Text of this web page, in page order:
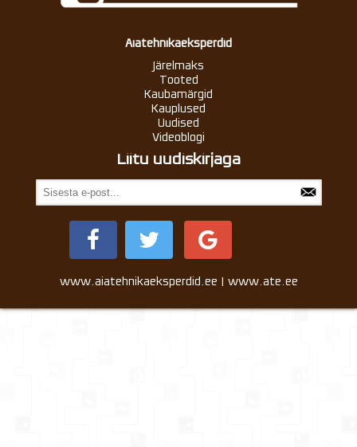
Aiatehnikaeksperdid
Järelmaks
Tooted
Kaubamärgid
Kauplused
Uudised
Videoblogi
Liitu uudiskirjaga
www.aiatehnikaeksperdid.ee | www.ate.ee